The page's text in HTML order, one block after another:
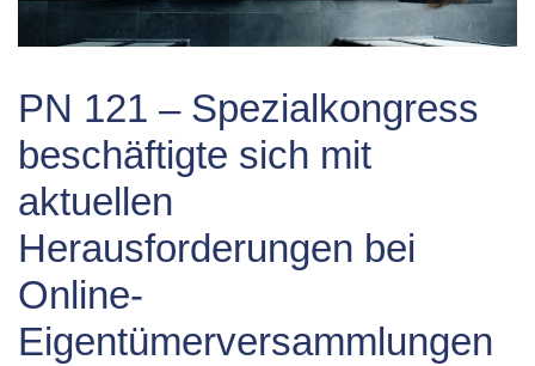
PN 121 – Spezialkongress
beschäftigte sich mit
aktuellen
Herausforderungen bei
Online-
Eigentümerversammlungen